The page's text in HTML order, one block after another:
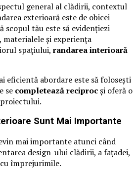
general al clădirii, contextul
exterioară este de obicei
scopul tău este să evidențiezi
materialele și experiența
spațiului, randarea interioară
eficientă abordare este să folosești
se completează reciprocși oferă o
Sunt Mai Importante
mai importante atunci când
design-ului clădirii, a fațadei,
împrejurimile.